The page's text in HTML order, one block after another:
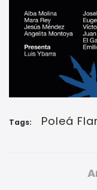
Tags: Poleá